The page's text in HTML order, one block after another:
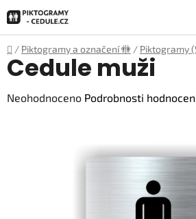
na
obsah
Domů
/ Piktogramy a označení 🚻 / Piktogramy
Cedule muži
Průměrné
Neohodnoceno Podrobnosti